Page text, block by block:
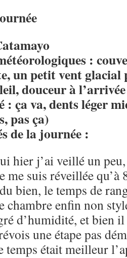
:
un petit vent
douceur à
: ça va, dents léger
pas ça)
de la journée :
hier j’ai veillé un
me suis réveillée qu’à
bien, le temps de
chambre enfin non
d’humidité, et bien il
une étape pas
temps était meilleur